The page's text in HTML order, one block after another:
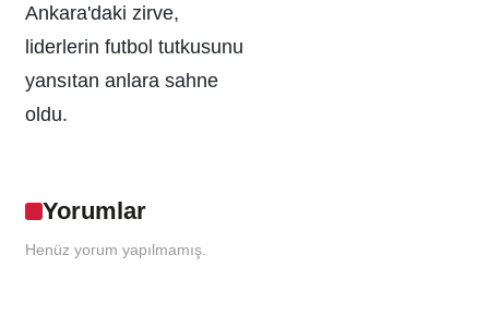
Ankara'daki zirve,
liderlerin futbol tutkusunu
yansıtan anlara sahne
oldu.
Yorumlar
Henüz yorum yapılmamış.